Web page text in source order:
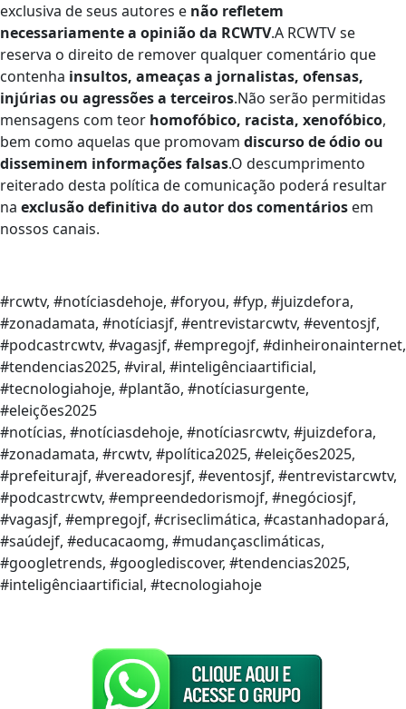
exclusiva de seus autores e não refletem
necessariamente a opinião da RCWTV.A RCWTV se
reserva o direito de remover qualquer comentário que
contenha insultos, ameaças a jornalistas, ofensas,
injúrias ou agressões a terceiros.Não serão permitidas
mensagens com teor homofóbico, racista, xenofóbico,
bem como aquelas que promovam discurso de ódio ou
disseminem informações falsas.O descumprimento
reiterado desta política de comunicação poderá resultar
na exclusão definitiva do autor dos comentários em
nossos canais.
#rcwtv, #notíciasdehoje, #foryou, #fyp, #juizdefora,
#zonadamata, #notíciasjf, #entrevistarcwtv, #eventosjf,
#podcastrcwtv, #vagasjf, #empregojf, #dinheironainternet,
#tendencias2025, #viral, #inteligênciaartificial,
#tecnologiahoje, #plantão, #notíciasurgente,
#eleições2025
#notícias, #notíciasdehoje, #notíciasrcwtv, #juizdefora,
#zonadamata, #rcwtv, #política2025, #eleições2025,
#prefeiturajf, #vereadoresjf, #eventosjf, #entrevistarcwtv,
#podcastrcwtv, #empreendedorismojf, #negóciosjf,
#vagasjf, #empregojf, #criseclimática, #castanhadopará,
#saúdejf, #educacaomg, #mudançasclimáticas,
#googletrends, #googlediscover, #tendencias2025,
#inteligênciaartificial, #tecnologiahoje